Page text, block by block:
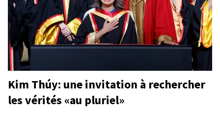
Kim Thúy: une invitation à rechercher
les vérités «au pluriel»